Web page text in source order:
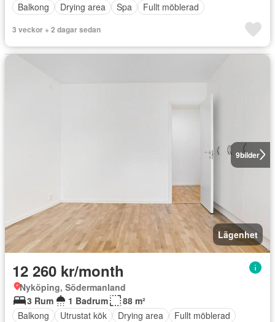
Balkong
Drying area Spa Fullt möblerad
3 veckor + 2 dagar sedan
9bilder
Lägenhet
12 260 kr/month
Nyköping, Södermanland
3 Rum
1 Badrum
88 m²
Balkong
Utrustat kök Drying area Fullt möblerad